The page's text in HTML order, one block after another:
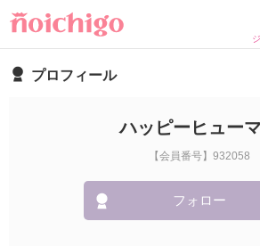
プロフィール
ハッピーヒュー
【会員番号】932058
フォロー